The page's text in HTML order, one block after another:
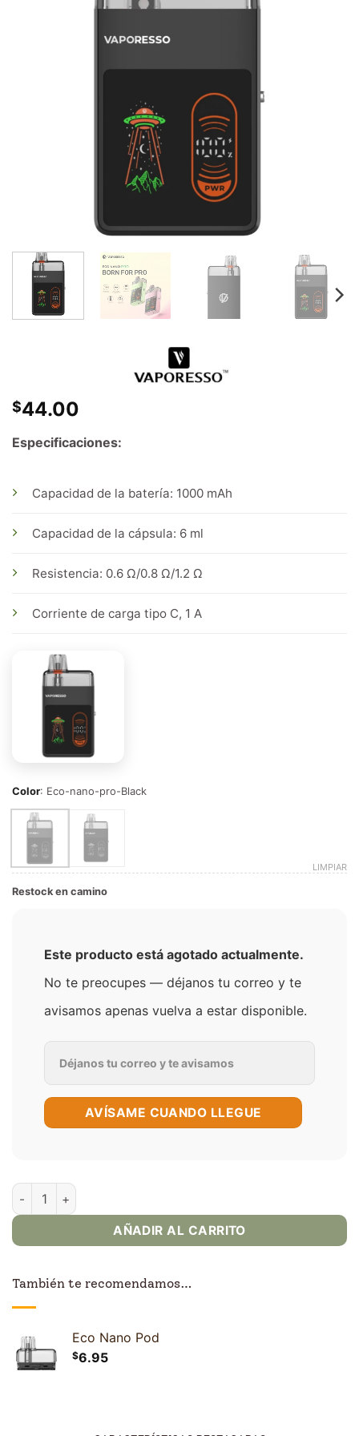
$44.00
Especificaciones:
Capacidad de la batería: 1000 mAh
Capacidad de la cápsula: 6 ml
Resistencia: 0.6 Ω/0.8 Ω/1.2 Ω
Corriente de carga tipo C, 1 A
Color: Eco-nano-pro-Black
LIMPIAR
Restock en camino
Este producto está agotado actualmente.
No te preocupes — déjanos tu correo y te
avisamos apenas vuelva a estar disponible.
AVÍSAME CUANDO LLEGUE
Vaporesso Eco Nano Pro cantidad
AÑADIR AL CARRITO
También te recomendamos…
Eco Nano Pod
$6.95